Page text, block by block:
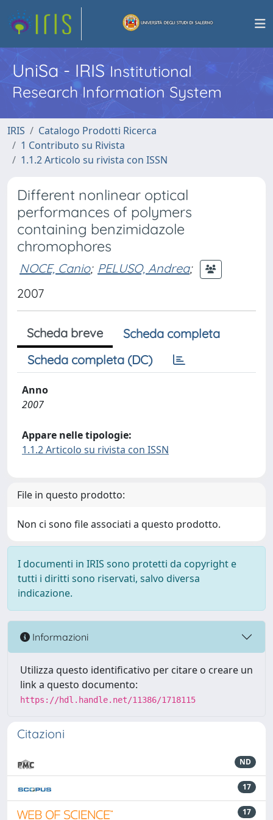
UniSa - IRISInstitutional
Research Information System
IRIS
Catalogo Prodotti Ricerca
1 Contributo su Rivista
1.1.2 Articolo su rivista con ISSN
Different nonlinear optical
performances of polymers
containing benzimidazole
chromophores
NOCE, Canio; PELUSO, Andrea;
2007
Scheda breve
Scheda completa
Scheda completa (DC)
Anno
2007
Appare nelle tipologie:
1.1.2 Articolo su rivista con ISSN
File in questo prodotto:
Non ci sono file associati a questo prodotto.
I documenti in IRIS sono protetti da copyright e
tutti i diritti sono riservati, salvo diversa
indicazione.
Informazioni
Utilizza questo identificativo per citare o creare un
link a questo documento:
https://hdl.handle.net/11386/1718115
Citazioni
ND
17
17